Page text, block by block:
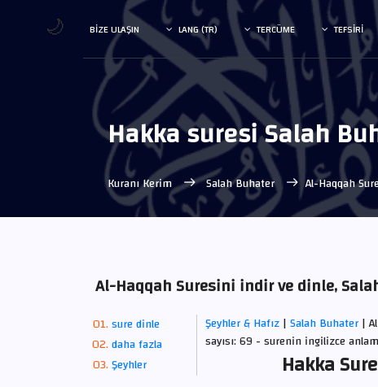
TEFSIRI
TERCÜME
LANG (TR)
BIZE ULAŞIN
Hakka suresi Salah
Kuranı Kerim Salah Buhater Al-Haqqah
Al-Haqqah Suresini indir ve dinle,
sure dinle
daha fazla
Şeyhler
Şeyhler & Hafız|Salah Buhater|
sayısı: 69 - surenin ingilizce
Hakka
🌙